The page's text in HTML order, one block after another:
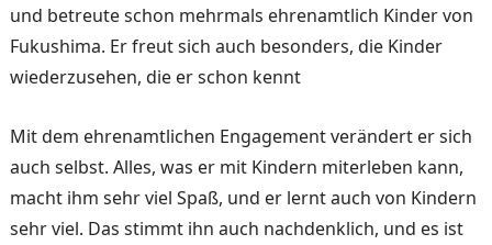
und betreute schon mehrmals ehrenamtlich Kin­der von
Fukushima. Er freut sich auch besonders, die Kin­der
wiederzusehen, die er schon kennt
Mit dem ehrenamtlichen En­gagement verändert er sich
auch selbst. Alles, was er mit Kindern miterleben kann,
macht ihm sehr viel Spaß, und er lernt auch von Kindern
sehr viel. Das stimmt ihn auch nachdenklich, und es ist